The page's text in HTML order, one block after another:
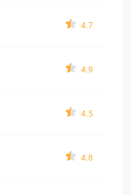
4.7
4.9
4.5
4.8